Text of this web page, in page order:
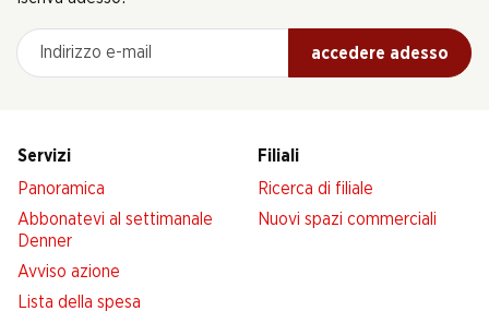
Indirizzo e-mail
accedere adesso
Servizi
Panoramica
Abbonatevi al settimanale
Denner
Avviso azione
Lista della spesa
Filiali
Ricerca di filiale
Nuovi spazi commerciali